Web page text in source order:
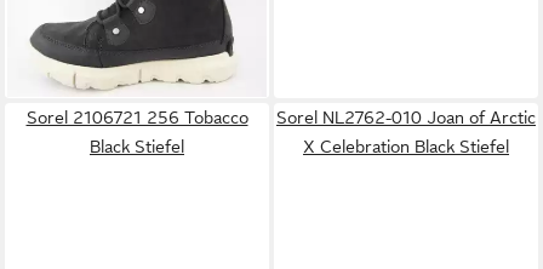
(129,90 €/ 1 Paar)
-13%
Sorel 2106721 256 Tobacco
Black Stiefel
Sorel NL2762-010 Joan of Arctic
X Celebration Black Stiefel